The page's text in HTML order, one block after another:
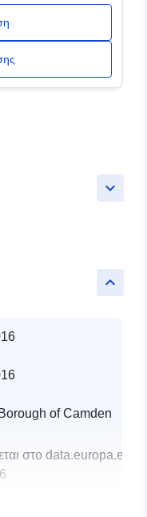
keyboard_arrow_down
keyboard_arrow_up
of Camden
στο data.europa.eu: